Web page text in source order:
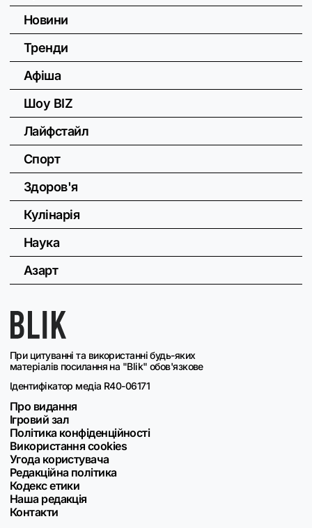
При цитуванні та використанні будь-яких
матеріалів посилання на "Blik" обов'язкове
Ідентифікатор медіа R40-06171
Про видання
Ігровий зал
Політика конфіденційності
Використання cookies
Угода користувача
Редакційна політика
Кодекс етики
Наша редакція
Контакти
Новини
Тренди
Афіша
Шоу BIZ
Лайфстайл
Спорт
Здоров'я
Кулінарія
Наука
Азарт